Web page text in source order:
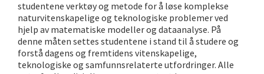
studentene verktøy og metode for å løse komplekse
naturvitenskapelige og teknologiske problemer ved
hjelp av matematiske modeller og dataanalyse. På
denne måten settes studentene i stand til å studere og
forstå dagens og fremtidens vitenskapelige,
teknologiske og samfunnsrelaterte utfordringer. Alle